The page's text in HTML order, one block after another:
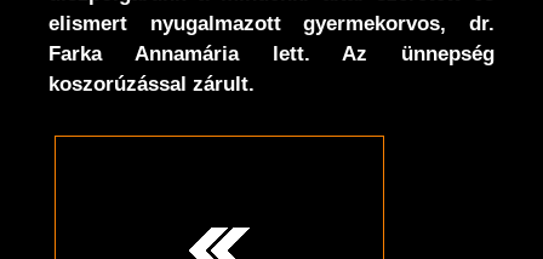
elismert nyugalmazott gyermekorvos, dr.
Farka Annamária lett. Az ünnepség
koszorúzással zárult.